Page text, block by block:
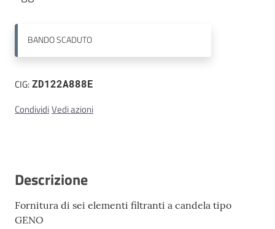
BANDOSCADUTO
CIG:ZD122A888E
CondividiVedi azioni
Descrizione
Fornitura di sei elementi filtranti a candela tipo
GENO